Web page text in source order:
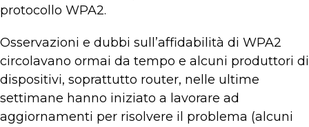
protocollo WPA2.
Osservazioni e dubbi sull’affidabilità di WPA2
circolavano ormai da tempo e alcuni produttori di
dispositivi, soprattutto router, nelle ultime
settimane hanno iniziato a lavorare ad
aggiornamenti per risolvere il problema (alcuni